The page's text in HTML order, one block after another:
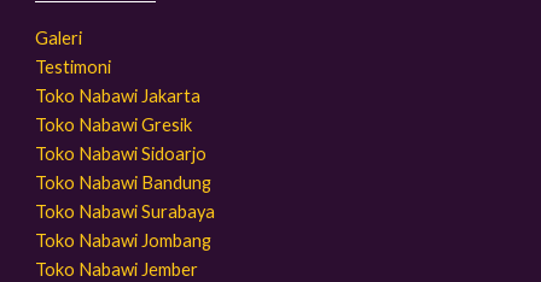
Galeri
Testimoni
Toko Nabawi Jakarta
Toko Nabawi Gresik
Toko Nabawi Sidoarjo
Toko Nabawi Bandung
Toko Nabawi Surabaya
Toko Nabawi Jombang
Toko Nabawi Jember